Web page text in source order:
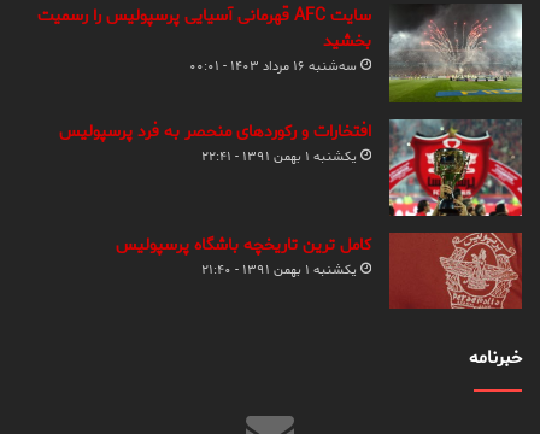
سایت AFC قهرمانی آسیایی پرسپولیس را رسمیت
بخشید
سه‌شنبه ۱۶ مرداد ۱۴۰۳ - ۰۰:۰۱
افتخارات و رکوردهای منحصر به فرد پرسپولیس
یکشنبه ۱ بهمن ۱۳۹۱ - ۲۲:۴۱
کامل ترین تاریخچه باشگاه پرسپولیس
یکشنبه ۱ بهمن ۱۳۹۱ - ۲۱:۴۰
خبرنامه